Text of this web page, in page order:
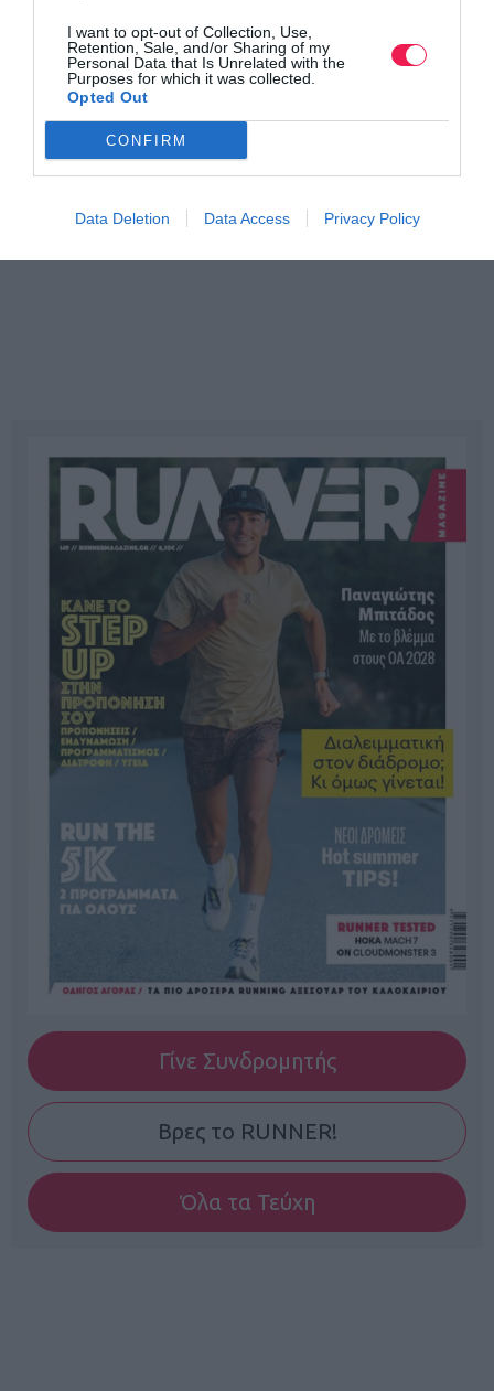
I want to opt-out of Collection, Use,
Retention, Sale, and/or Sharing of my
Personal Data that Is Unrelated with the
Purposes for which it was collected.
Opted Out
CONFIRM
Data Deletion Data Access Privacy Policy
Γίνε Συνδρομητής
Βρες το RUNNER!
Όλα τα Τεύχη